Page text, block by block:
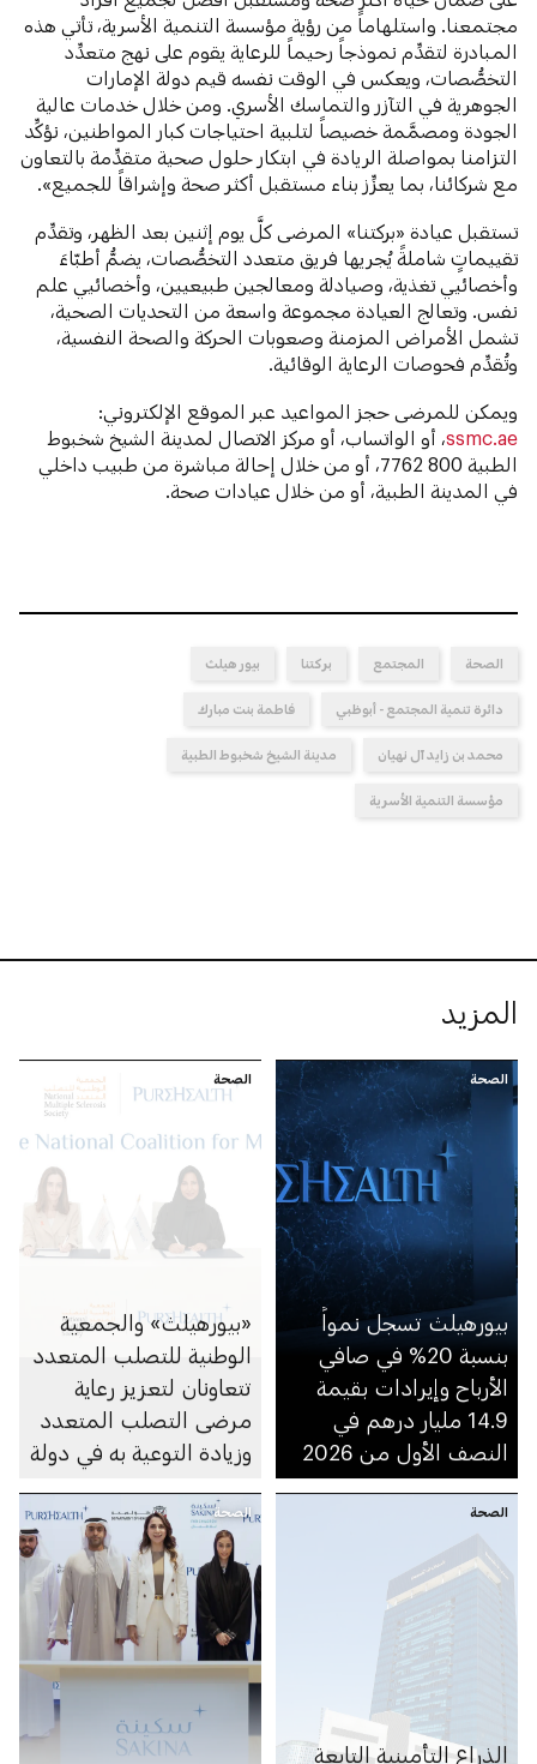
مجتمعنا. واستلهاماً من رؤية مؤسسة التنمية الأسرية، تأتي هذه
المبادرة لتقدِّم نموذجاً رحيماً للرعاية يقوم على نهج متعدِّد
التخصُّصات، ويعكس في الوقت نفسه قيم دولة الإمارات
الجوهرية في التآزر والتماسك الأسري. ومن خلال خدمات عالية
الجودة ومصمَّمة خصيصاً لتلبية احتياجات كبار المواطنين، نؤكِّد
التزامنا بمواصلة الريادة في ابتكار حلول صحية متقدِّمة بالتعاون
مع شركائنا، بما يعزِّز بناء مستقبل أكثر صحة وإشراقاً للجميع».
تستقبل عيادة «بركتنا» المرضى كلَّ يوم إثنين بعد الظهر، وتقدِّم
تقييماتٍ شاملةً يُجريها فريق متعدد التخصُّصات، يضمُّ أطبّاءَ
وأخصائيي تغذية، وصيادلة ومعالجين طبيعيين، وأخصائيي علم
نفس. وتعالج العيادة مجموعة واسعة من التحديات الصحية،
تشمل الأمراض المزمنة وصعوبات الحركة والصحة النفسية،
وتُقدِّم فحوصات الرعاية الوقائية.
ويمكن للمرضى حجز المواعيد عبر الموقع الإلكتروني:
ssmc.ae، أو الواتساب، أو مركز الاتصال لمدينة الشيخ شخبوط
الطبية 800 7762، أو من خلال إحالة مباشرة من طبيب داخلي
في المدينة الطبية، أو من خلال عيادات صحة.
الصحة المجتمع بركتنا بيور هيلث
دائرة تنمية المجتمع - أبوظبي فاطمة بنت مبارك
محمد بن زايد آل نهيان مدينة الشيخ شخبوط الطبية
مؤسسة التنمية الأسرية
المزيد
الصحة
بيورهيلث تسجل نمواً
بنسبة 20% في صافي
الأرباح وإيرادات بقيمة
14.9 مليار درهم في
النصف الأول من 2026
الصحة
«بيورهيلث» والجمعية
الوطنية للتصلب المتعدد
تتعاونان لتعزيز رعاية
مرضى التصلب المتعدد
وزيادة التوعية به في دولة
الصحة
الذراع التأمينية التابعة
الصحة